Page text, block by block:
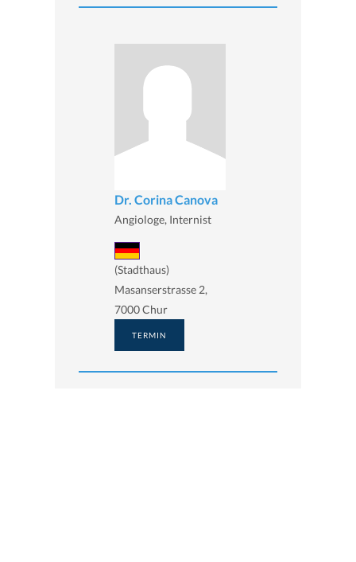
Dr. Corina Canova
Angiologe, Internist
(Stadthaus)
Masanserstrasse 2,
7000 Chur
TERMIN